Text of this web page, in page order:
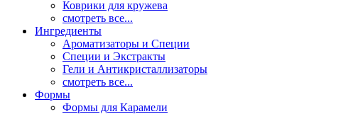
Коврики для кружева
смотреть все...
Ингредиенты
Ароматизаторы и Специи
Специи и Экстракты
Гели и Антикристаллизаторы
смотреть все...
Формы
Формы для Карамели